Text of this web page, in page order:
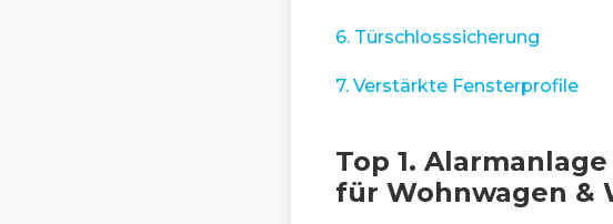
6. Türschlosssicherung
7. Verstärkte Fensterprofile
Top 1.
für Wohnwagen &